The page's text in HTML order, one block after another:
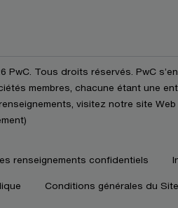
PwC. Tous droits réservés. PwC
membres, chacune étant une
visitez notre site Web
renseignements confidentiels
Conditions générales du